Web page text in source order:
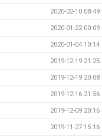
2020-02-10 08:49
2020-01-22 00:09
2020-01-04 10:14
2019-12-19 21:25
2019-12-19 20:08
2019-12-16 21:56
2019-12-09 20:16
2019-11-27 15:16